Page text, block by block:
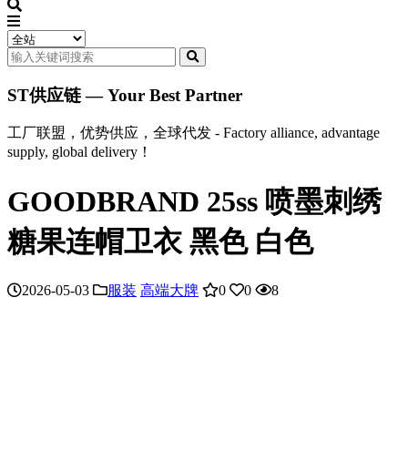
ST供应链 — Your Best Partner
工厂联盟，优势供应，全球代发 - Factory alliance, advantage
supply, global delivery！
GOODBRAND 25ss 喷墨刺绣
糖果连帽卫衣 黑色 白色
2026-05-03 服装 高端大牌 0 0 8